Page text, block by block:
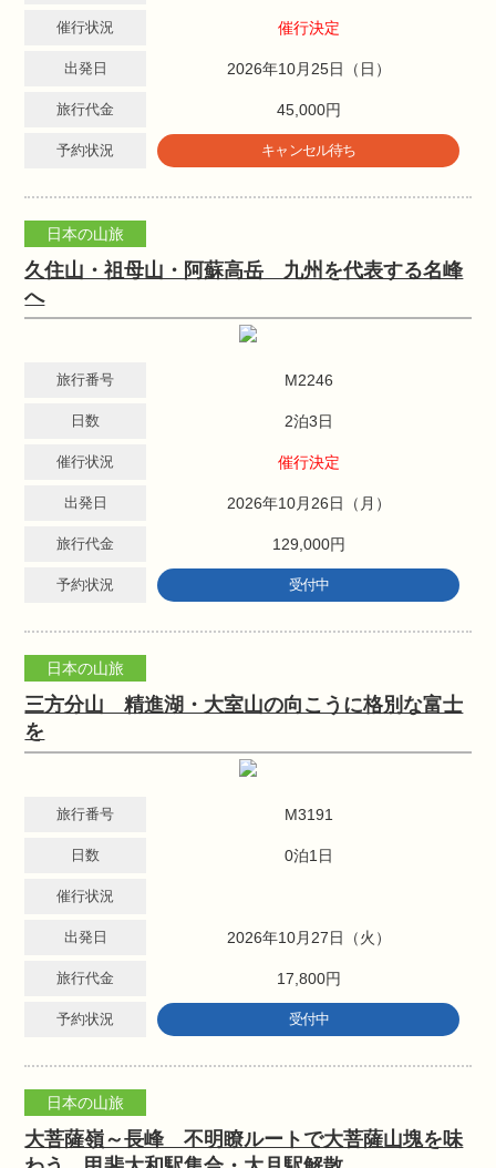
催行状況 催行決定
出発日 2026年10月25日（日）
旅行代金 45,000円
予約状況 キャンセル待ち
日本の山旅
久住山・祖母山・阿蘇高岳 九州を代表する名峰
へ
旅行番号 M2246
日数 2泊3日
催行状況 催行決定
出発日 2026年10月26日（月）
旅行代金 129,000円
予約状況 受付中
日本の山旅
三方分山 精進湖・大室山の向こうに格別な富士
を
旅行番号 M3191
日数 0泊1日
催行状況
出発日 2026年10月27日（火）
旅行代金 17,800円
予約状況 受付中
日本の山旅
大菩薩嶺～長峰 不明瞭ルートで大菩薩山塊を味